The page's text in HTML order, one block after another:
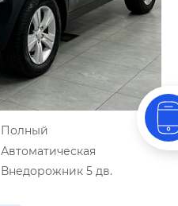
Полный
Автоматическая
Внедорожник 5 дв.